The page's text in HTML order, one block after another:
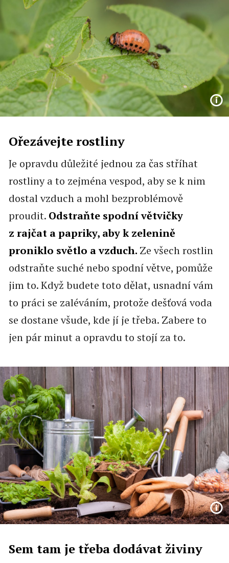
Ořezávejte rostliny
Je opravdu důležité jednou za čas stříhat
rostliny a to zejména vespod, aby se k nim
dostal vzduch a mohl bezproblémově
proudit. Odstraňte spodní větvičky
z rajčat a papriky, aby k zelenině
proniklo světlo a vzduch. Ze všech rostlin
odstraňte suché nebo spodní větve, pomůže
jim to. Když budete toto dělat, usnadní vám
to práci se zaléváním, protože dešťová voda
se dostane všude, kde jí je třeba. Zabere to
jen pár minut a opravdu to stojí za to.
Sem tam je třeba dodávat živiny